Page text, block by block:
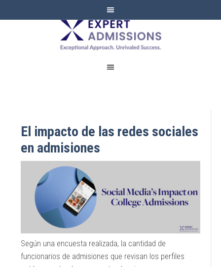
EXPERT
ADMISSIONS
El impacto de las redes sociales
en admisiones
Según una encuesta realizada, la cantidad de
funcionarios de admisiones que revisan los perfiles